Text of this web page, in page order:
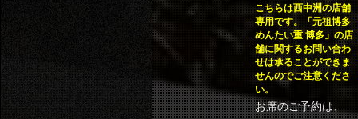
こちらは西中洲の店舗
専用です。「元祖博多
めんたい重 博多」の店
舗に関するお問い合わ
せは承ることができま
せんのでご注意くださ
い。
お席のご予約は、